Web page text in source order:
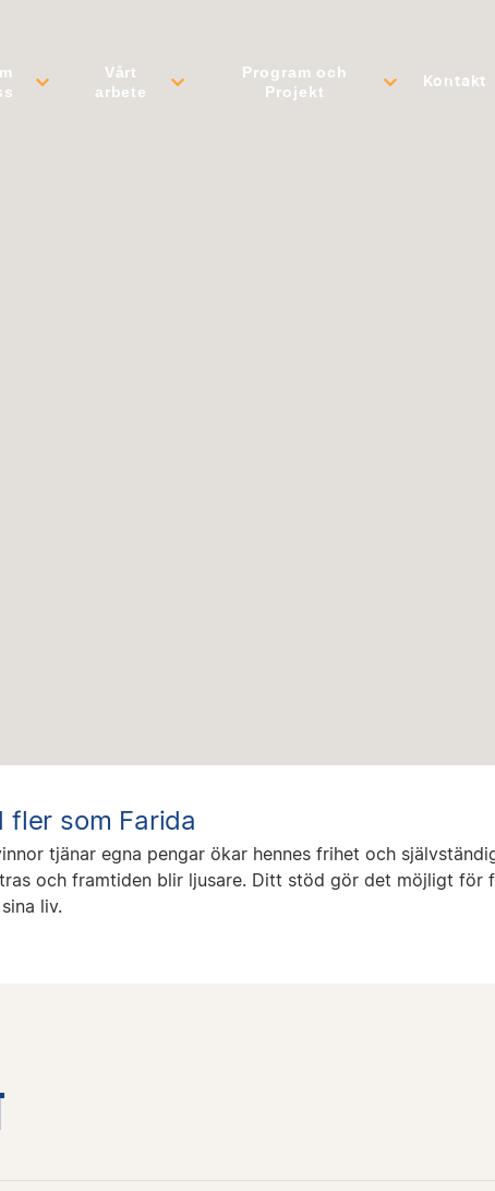
Vårt
arbete
Program och
Projekt
Kontakt
fler som Farida
tjänar egna pengar ökar hennes frihet och
och framtiden blir ljusare. Ditt stöd gör det möjligt för
liv.